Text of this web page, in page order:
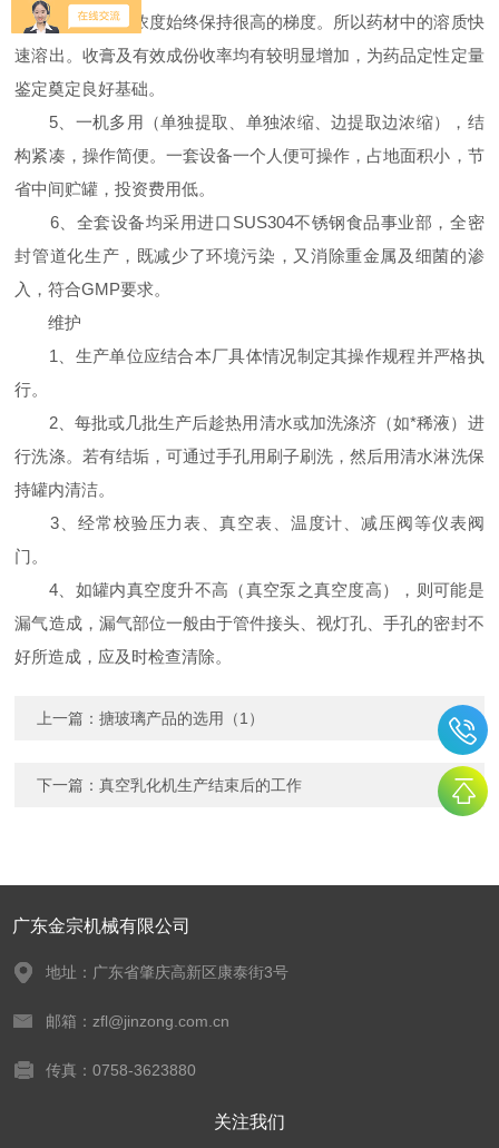
度和溶剂中溶质浓度始终保持很高的梯度。所以药材中的溶质快
速溶出。收膏及有效成份收率均有较明显增加，为药品定性定量
鉴定奠定良好基础。
5、一机多用（单独提取、单独浓缩、边提取边浓缩），结
构紧凑，操作简便。一套设备一个人便可操作，占地面积小，节
省中间贮罐，投资费用低。
6、全套设备均采用进口SUS304不锈钢食品事业部，全密
封管道化生产，既减少了环境污染，又消除重金属及细菌的渗
入，符合GMP要求。
维护
1、生产单位应结合本厂具体情况制定其操作规程并严格执
行。
2、每批或几批生产后趁热用清水或加洗涤济（如*稀液）进
行洗涤。若有结垢，可通过手孔用刷子刷洗，然后用清水淋洗保
持罐内清洁。
3、经常校验压力表、真空表、温度计、减压阀等仪表阀
门。
4、如罐内真空度升不高（真空泵之真空度高），则可能是
漏气造成，漏气部位一般由于管件接头、视灯孔、手孔的密封不
好所造成，应及时检查清除。
上一篇：搪玻璃产品的选用（1）
下一篇：真空乳化机生产结束后的工作
广东金宗机械有限公司
地址：广东省肇庆高新区康泰街3号
邮箱：zfl@jinzong.com.cn
传真：0758-3623880
关注我们